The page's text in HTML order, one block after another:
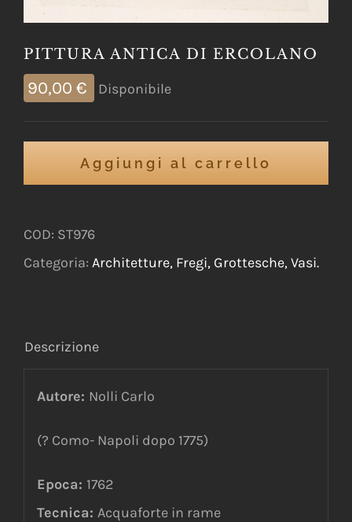
PITTURA ANTICA DI ERCOLANO
90,00 € Disponibile
Aggiungi al carrello
COD: ST976
Categoria: Architetture, Fregi, Grottesche, Vasi.
Descrizione
Autore: Nolli Carlo
(? Como- Napoli dopo 1775)
Epoca: 1762
Tecnica: Acquaforte in rame